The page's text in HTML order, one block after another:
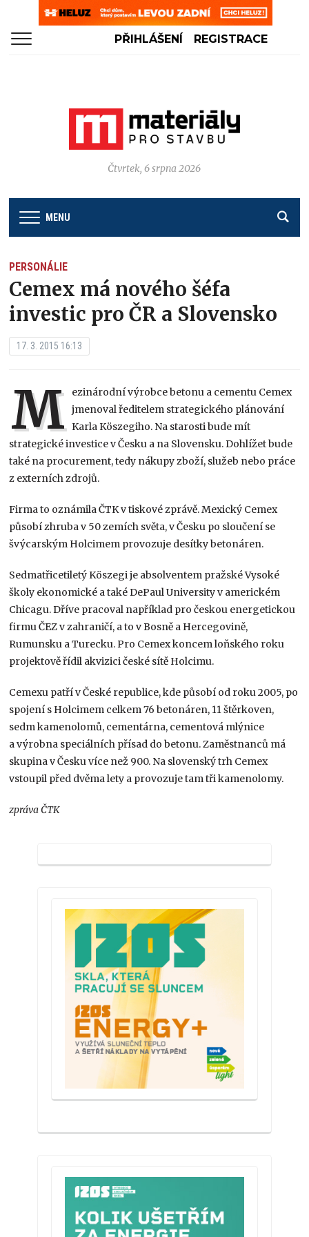
PŘIHLÁŠENÍ REGISTRACE
Čtvrtek, 6 srpna 2026
MENU
PERSONÁLIE
Cemex má nového šéfa
investic pro ČR a Slovensko
17. 3. 2015 16:13
M ezinárodní výrobce betonu a cementu Cemex
jmenoval ředitelem strategického plánování
Karla Köszegiho. Na starosti bude mít
strategické investice v Česku a na Slovensku. Dohlížet bude
také na procurement, tedy nákupy zboží, služeb nebo práce
z externích zdrojů.
Firma to oznámila ČTK v tiskové zprávě. Mexický Cemex
působí zhruba v 50 zemích světa, v Česku po sloučení se
švýcarským Holcimem provozuje desítky betonáren.
Sedmatřicetiletý Köszegi je absolventem pražské Vysoké
školy ekonomické a také DePaul University v americkém
Chicagu. Dříve pracoval například pro českou energetickou
firmu ČEZ v zahraničí, a to v Bosně a Hercegovině,
Rumunsku a Turecku. Pro Cemex koncem loňského roku
projektově řídil akvizici české sítě Holcimu.
Cemexu patří v České republice, kde působí od roku 2005, po
spojení s Holcimem celkem 76 betonáren, 11 štěrkoven,
sedm kamenolomů, cementárna, cementová mlýnice
a výrobna speciálních přísad do betonu. Zaměstnanců má
skupina v Česku více než 900. Na slovenský trh Cemex
vstoupil před dvěma lety a provozuje tam tři kamenolomy.
zpráva ČTK